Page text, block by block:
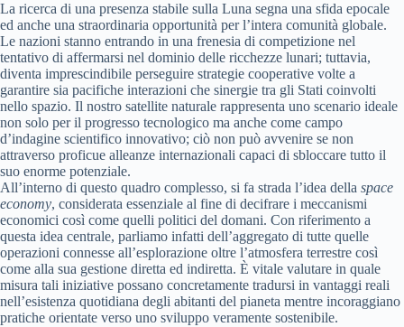
La ricerca di una presenza stabile sulla Luna segna una sfida epocale
ed anche una straordinaria opportunità per l’intera comunità globale.
Le nazioni stanno entrando in una frenesia di competizione nel
tentativo di affermarsi nel dominio delle ricchezze lunari; tuttavia,
diventa imprescindibile perseguire strategie cooperative volte a
garantire sia pacifiche interazioni che sinergie tra gli Stati coinvolti
nello spazio. Il nostro satellite naturale rappresenta uno scenario ideale
non solo per il progresso tecnologico ma anche come campo
d’indagine scientifico innovativo; ciò non può avvenire se non
attraverso proficue alleanze internazionali capaci di sbloccare tutto il
suo enorme potenziale.
All’interno di questo quadro complesso, si fa strada l’idea della space
economy, considerata essenziale al fine di decifrare i meccanismi
economici così come quelli politici del domani. Con riferimento a
questa idea centrale, parliamo infatti dell’aggregato di tutte quelle
operazioni connesse all’esplorazione oltre l’atmosfera terrestre così
come alla sua gestione diretta ed indiretta. È vitale valutare in quale
misura tali iniziative possano concretamente tradursi in vantaggi reali
nell’esistenza quotidiana degli abitanti del pianeta mentre incoraggiano
pratiche orientate verso uno sviluppo veramente sostenibile.